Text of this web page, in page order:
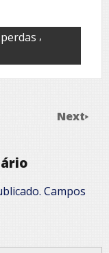
perdas ,
Next
Campos